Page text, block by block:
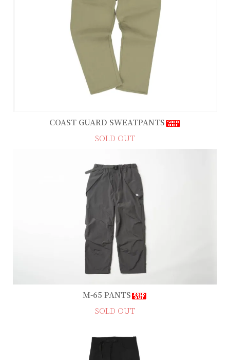
COAST GUARD SWEATPANTS
SOLD OUT
M-65 PANTS
SOLD OUT